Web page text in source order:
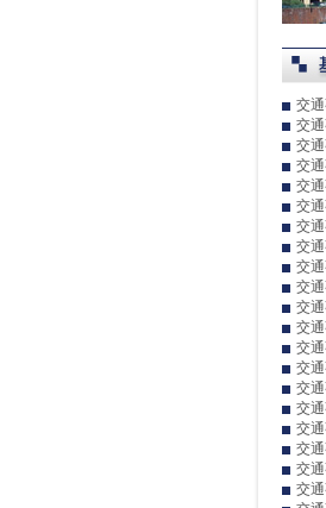
交
交
交
交
交
交
交
交
交
交
交
交
交
交
交
交
交
交
交
交